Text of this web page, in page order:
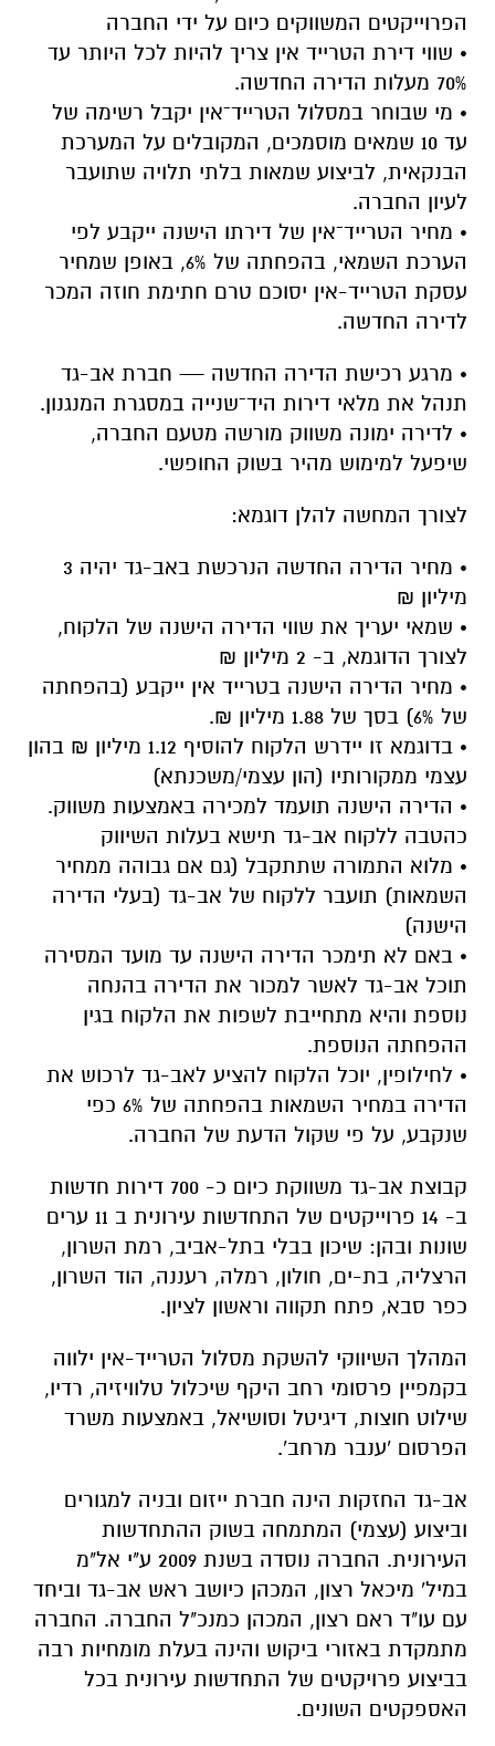
הפרוייקטים המשווקים כיום על ידי החברה
• שווי דירת הטרייד אין צריך להיות לכל היותר עד
70% מעלות הדירה החדשה.
• מי שבוחר במסלול הטרייד־אין יקבל רשימה של
עד 10 שמאים מוסמכים, המקובלים על המערכת
הבנקאית, לביצוע שמאות בלתי תלויה שתועבר
לעיון החברה.
• מחיר הטרייד־אין של דירתו הישנה ייקבע לפי
הערכת השמאי, בהפחתה של 6%, באופן שמחיר
עסקת הטרייד-אין יסוכם טרם חתימת חוזה המכר
לדירה החדשה.
• מרגע רכישת הדירה החדשה — חברת אב-גד
תנהל את מלאי דירות היד־שנייה במסגרת המנגנון.
• לדירה ימונה משווק מורשה מטעם החברה,
שיפעל למימוש מהיר בשוק החופשי.
לצורך המחשה להלן דוגמא:
• מחיר הדירה החדשה הנרכשת באב-גד יהיה 3
מיליון ₪
• שמאי יעריך את שווי הדירה הישנה של הלקוח,
לצורך הדוגמא, ב- 2 מיליון ₪
• מחיר הדירה הישנה בטרייד אין ייקבע (בהפחתה
של 6%) בסך של 1.88 מיליון ₪.
• בדוגמא זו יידרש הלקוח להוסיף 1.12 מיליון ₪ בהון
עצמי ממקורותיו (הון עצמי/משכנתא)
• הדירה הישנה תועמד למכירה באמצעות משווק.
כהטבה ללקוח אב-גד תישא בעלות השיווק
• מלוא התמורה שתתקבל (גם אם גבוהה ממחיר
השמאות) תועבר ללקוח של אב-גד (בעלי הדירה
הישנה)
• באם לא תימכר הדירה הישנה עד מועד המסירה
תוכל אב-גד לאשר למכור את הדירה בהנחה
נוספת והיא מתחייבת לשפות את הלקוח בגין
ההפחתה הנוספת.
• לחילופין, יוכל הלקוח להציע לאב-גד לרכוש את
הדירה במחיר השמאות בהפחתה של 6% כפי
שנקבע, על פי שקול הדעת של החברה.
קבוצת אב-גד משווקת כיום כ- 700 דירות חדשות
ב- 14 פרוייקטים של התחדשות עירונית ב 11 ערים
שונות ובהן: שיכון בבלי בתל-אביב, רמת השרון,
הרצליה, בת-ים, חולון, רמלה, רעננה, הוד השרון,
כפר סבא, פתח תקווה וראשון לציון.
המהלך השיווקי להשקת מסלול הטרייד-אין ילווה
בקמפיין פרסומי רחב היקף שיכלול טלוויזיה, רדיו,
שילוט חוצות, דיגיטל וסושיאל, באמצעות משרד
הפרסום 'ענבר מרחב'.
אב-גד החזקות הינה חברת ייזום ובניה למגורים
וביצוע (עצמי) המתמחה בשוק ההתחדשות
העירונית. החברה נוסדה בשנת 2009 ע"י אל"מ
במיל' מיכאל רצון, המכהן כיושב ראש אב-גד וביחד
עם עו"ד ראם רצון, המכהן כמנכ"ל החברה. החברה
מתמקדת באזורי ביקוש והינה בעלת מומחיות רבה
בביצוע פרויקטים של התחדשות עירונית בכל
האספקטים השונים.